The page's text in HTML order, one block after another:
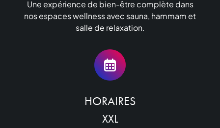
Une expérience de bien-être complète dans
nos espaces wellness avec sauna, hammam et
salle de relaxation.
HORAIRES
XXL